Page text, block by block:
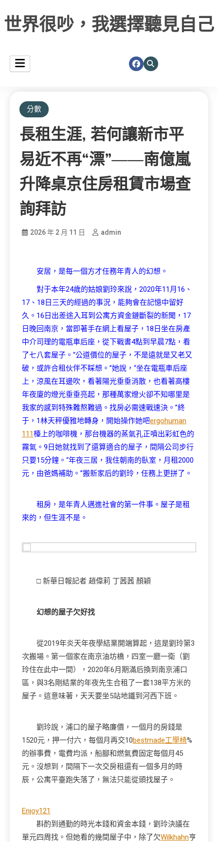
世界很吵，我選擇聽見自己
分數
長租生涯, 若何讓新市平
易近不再“漂”——南億嵐
升降桌京住房租賃市場查
詢拜訪
2026 年 2 月 11 日 admin
安居，是每一個方才任務年青人的幻想。
對于本年24歲的姑娘劉玲來說，2020年11月16、
17、18日三天的經過的事況，能夠會在記憶中留好
久。16日出差途入耳到公寓方資金鏈斷裂的新聞，17
日晚回南京，當即著手在網上看屋子，18日坐在房產
中介司理的電瓶車后座，從下戰書4點到早晨7點，看
了七八套屋子。“公道價位的屋子，不是遠就是又老又
破，或許合租伙伴不睬想。”她說，“坐在電瓶車后座
上，涼風在耳邊吹，看著陽光垂垂消散，也看著高樓
年夜廈的燈光垂垂亮起，那種萬家燈火卻不知哪里是
我家的感到特殊難熬難過。找房必需速戰速決。”終
于，1林天秤優雅地轉身，開始操作她吧ergohuman
111檯上的咖啡機，那台機器的蒸氣孔正噴出彩虹色的
霧氣。9日她就找到了還算適合的屋子，間隔公司步行
只要15分鐘。“年夜三居，我住朝南的臥室，月租2000
元，由爸媽補助。”搬新家后的劉玲，任務上更拼了。
租房，是年青人邁進社會的第一件事。屋子是租
來的，但生涯不是。
□ 新華日報記者 趙偉莉 丁茜茜 顏穎
幻想的屋子欠好找
從2019年炎天年夜學結業開端算起，這是劉玲第3
次搬場。第一個家在南京油坊橋，四室一廳一衛（劉
玲住在此中一間），2020年6月期滿后換到南京浦口
區，與3名剛結業的年夜先生合租了一套138平方米的
屋子。這意味著，天天要坐5站地鐵到河西下班。
劉玲說，浦口的屋子略廉價，一個月的房錢是
1520元，押一付六，每個月再交10bestmade工學椅%
的辦事費，電費均派，船腳和燃氣費固定每個月45
元。沒想到，間隔下一次交房租還有一個多月的時
辰，公寓平臺跑失落了，無法只能從頭找屋子。
Enjoy121
斟酌到通勤的時光本錢和資金本錢，劉玲決議在
單元四周找。但她看的幾間屋子中，除了欠Wilkhahn亨